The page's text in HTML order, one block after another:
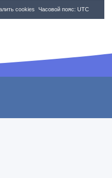
Часовой пояс: UTC
cookies